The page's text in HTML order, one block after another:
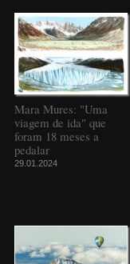
Mara Mures: "Uma
viagem de ida" que
foram 18 meses a
pedalar
29.01.2024